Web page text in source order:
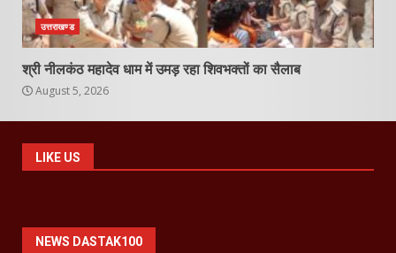
उत्तराखण्ड
श्री नीलकंठ महादेव धाम में उमड़ रहा शिवभक्तों का सैलाब
August 5, 2026
LIKE US
NEWS DASTAK100